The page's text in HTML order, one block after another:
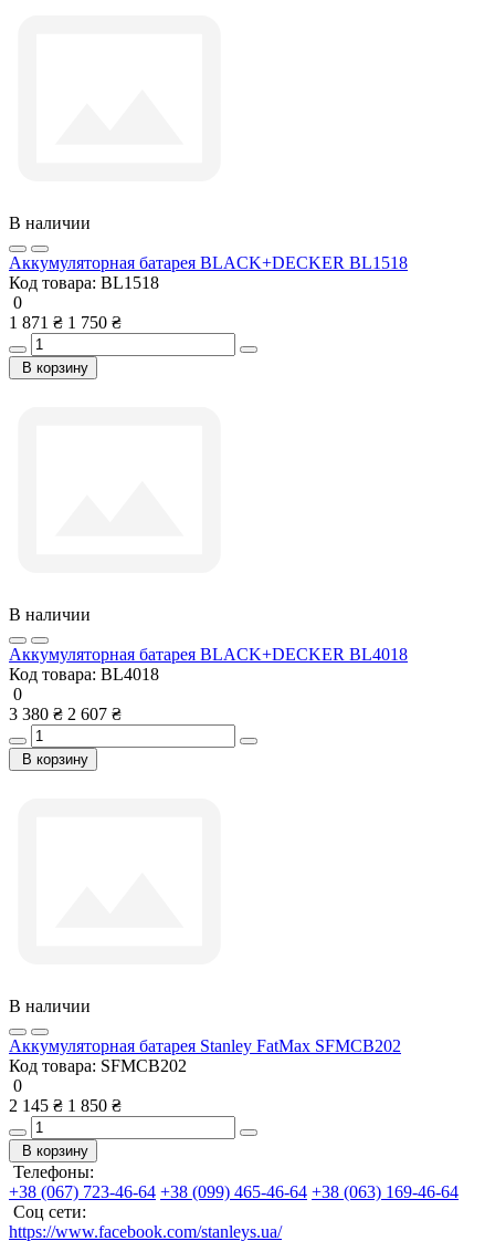
В наличии
Аккумуляторная батарея BLACK+DECKER BL1518
Код товара: BL1518
0
1 871 ₴ 1 750 ₴
В корзину
В наличии
Аккумуляторная батарея BLACK+DECKER BL4018
Код товара: BL4018
0
3 380 ₴ 2 607 ₴
В корзину
В наличии
Аккумуляторная батарея Stanley FatMax SFMCB202
Код товара: SFMCB202
0
2 145 ₴ 1 850 ₴
В корзину
Телефоны:
+38 (067) 723-46-64 +38 (099) 465-46-64 +38 (063) 169-46-64
Соц сети:
https://www.facebook.com/stanleys.ua/